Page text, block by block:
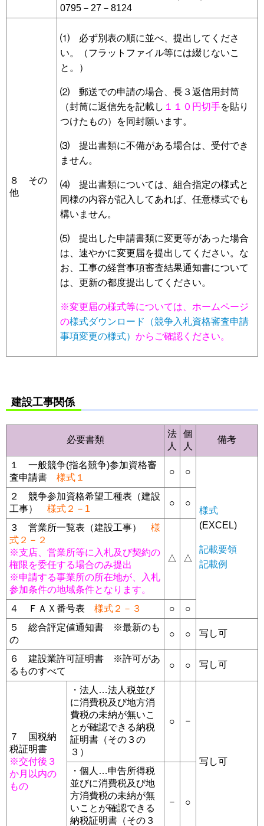
0795－27－8124
８ その
他
⑴ 必ず別表の順に並べ、提出してくださ
い。（フラットファイル等には綴じないこ
と。）
⑵ 郵送での申請の場合、長３返信用封筒
（封筒に返信先を記載し １１０円切手を貼り
つけたもの）を同封願います。
⑶ 提出書類に不備がある場合は、受付でき
ません。
⑷ 提出書類については、組合指定の様式と
同様の内容が記入してあれば、任意様式でも
構いません。
⑸ 提出した申請書類に変更等があった場合
は、速やかに変更届を提出してください。な
お、工事の経営事項審査結果通知書について
は、更新の都度提出してください。
※変更届の様式等については、ホームページ
の様式ダウンロード（競争入札資格審査申請
事項変更の様式） からご確認ください。
建設工事関係
必要書類
法
人
個
人
備考
１ 一般競争(指名競争)参加資格審
査申請書 様式１
○ ○
様式
(EXCEL)
記載要領
記載例
２ 競争参加資格希望工種表（建設
工事） 様式２－1
○ ○
３ 営業所一覧表（建設工事） 様
式２－２
※支店、営業所等に入札及び契約の
権限を委任する場合のみ提出
※申請する事業所の所在地が、入札
参加条件の地域条件となります。
△ △
４ ＦＡＸ番号表 様式２－３ ○
○
５ 総合評定値通知書 ※最新のも
の
○ ○ 写し可
６ 建設業許可証明書 ※許可があ
るものすべて
○ ○ 写し可
７ 国税納
税証明書
※交付後３
か月以内の
もの
・法人…法人税並び
に消費税及び地方消
費税の未納が無いこ
とが確認できる納税
証明書（その３の
３）
○ －
写し可
・個人…申告所得税
並びに消費税及び地
方消費税の未納が無
いことが確認できる
納税証明書（その３
－ ○